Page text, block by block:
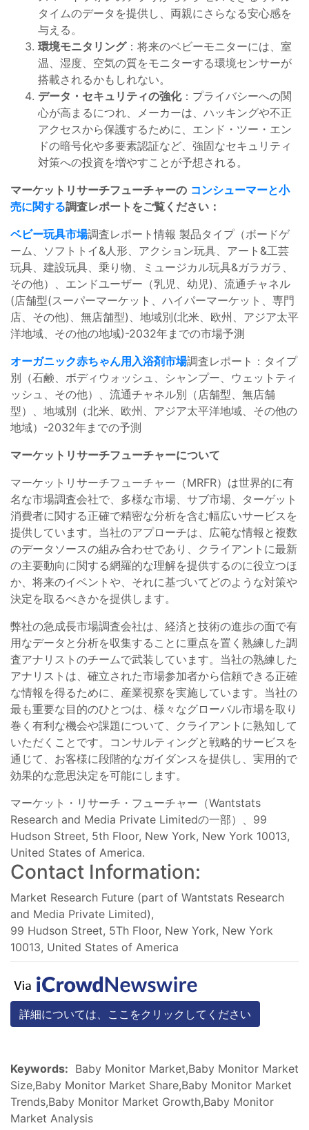
タイムのデータを提供し、両親にさらなる安心感を
与える。
環境モニタリング：将来のベビーモニターには、室
温、湿度、空気の質をモニターする環境センサーが
搭載されるかもしれない。
データ・セキュリティの強化：プライバシーへの関
心が高まるにつれ、メーカーは、ハッキングや不正
アクセスから保護するために、エンド・ツー・エン
ドの暗号化や多要素認証など、強固なセキュリティ
対策への投資を増やすことが予想される。
マーケットリサーチフューチャーの コンシューマーと小
売に関する調査レポートをご覧ください ：
ベビー玩具市場調査レポート情報 製品タイプ（ボードゲ
ーム、ソフトトイ&人形、アクション玩具、アート&工芸
玩具、建設玩具、乗り物、ミュージカル玩具&ガラガラ、
その他）、エンドユーザー（乳児、幼児)、流通チャネル
(店舗型(スーパーマーケット、ハイパーマーケット、専門
店、その他)、無店舗型)、地域別(北米、欧州、アジア太平
洋地域、その他の地域)-2032年までの市場予測
オーガニック赤ちゃん用入浴剤市場調査レポート：タイプ
別（石鹸、ボディウォッシュ、シャンプー、ウェットティ
ッシュ、その他）、流通チャネル別（店舗型、無店舗
型）、地域別（北米、欧州、アジア太平洋地域、その他の
地域）-2032年までの予測
マーケットリサーチフューチャーについて
マーケットリサーチフューチャー（MRFR）は世界的に有
名な市場調査会社で、多様な市場、サブ市場、ターゲット
消費者に関する正確で精密な分析を含む幅広いサービスを
提供しています。当社のアプローチは、広範な情報と複数
のデータソースの組み合わせであり、クライアントに最新
の主要動向に関する網羅的な理解を提供するのに役立つほ
か、将来のイベントや、それに基づいてどのような対策や
決定を取るべきかを提供します。
弊社の急成長市場調査会社は、経済と技術の進歩の面で有
用なデータと分析を収集することに重点を置く熟練した調
査アナリストのチームで武装しています。当社の熟練した
アナリストは、確立された市場参加者から信頼できる正確
な情報を得るために、産業視察を実施しています。当社の
最も重要な目的のひとつは、様々なグローバル市場を取り
巻く有利な機会や課題について、クライアントに熟知して
いただくことです。コンサルティングと戦略的サービスを
通じて、お客様に段階的なガイダンスを提供し、実用的で
効果的な意思決定を可能にします。
マーケット・リサーチ・フューチャー（Wantstats
Research and Media Private Limitedの一部）、99
Hudson Street, 5th Floor, New York, New York 10013,
United States of America.
Contact Information:
Market Research Future (part of Wantstats Research
and Media Private Limited),
99 Hudson Street, 5Th Floor, New York, New York
10013, United States of America
詳細については、ここをクリックしてください
Keywords: Baby Monitor Market,Baby Monitor Market
Size,Baby Monitor Market Share,Baby Monitor Market
Trends,Baby Monitor Market Growth,Baby Monitor
Market Analysis